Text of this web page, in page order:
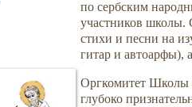
по сербским
участников школы.
стихи и песни на
гитар и автоарфы),
Оргкомитет Школы
глубоко